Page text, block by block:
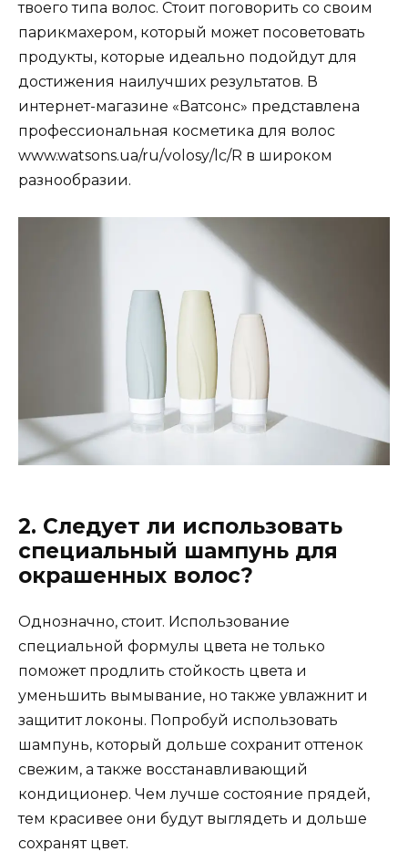
твоего типа волос. Стоит поговорить со своим
парикмахером, который может посоветовать
продукты, которые идеально подойдут для
достижения наилучших результатов. В
интернет-магазине «Ватсонс» представлена
профессиональная косметика для волос
www.watsons.ua/ru/volosy/lc/R в широком
разнообразии.
2. Следует ли использовать
специальный шампунь для
окрашенных волос?
Однозначно, стоит. Использование
специальной формулы цвета не только
поможет продлить стойкость цвета и
уменьшить вымывание, но также увлажнит и
защитит локоны. Попробуй использовать
шампунь, который дольше сохранит оттенок
свежим, а также восстанавливающий
кондиционер. Чем лучше состояние прядей,
тем красивее они будут выглядеть и дольше
сохранят цвет.